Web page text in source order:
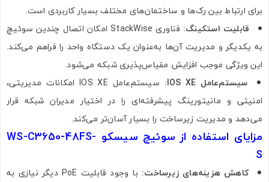
برای ارتباط بین رک‌ها و ساختمان‌های مختلف بسیار کاربردی است.
قابلیت استکینگ:
فناوری StackWise امکان اتصال چندین سوئیچ
به یکدیگر و مدیریت آن‌ها به‌عنوان یک دستگاه واحد را فراهم می‌کند.
این ویژگی موجب افزایش مقیاس‌پذیری شبکه می‌شود.
سیستم‌عامل IOS XE:
سیستم‌عامل IOS XE امکانات مدیریتی،
امنیتی و مانیتورینگ پیشرفته‌ای را در اختیار مدیران شبکه قرار
می‌دهد و مدیریت زیرساخت را بسیار آسان‌تر می‌کند.
مزایای استفاده از سوئیچ سیسکو WS-C3650-48FS-
S
کاهش هزینه‌های زیرساخت:
با وجود قابلیت PoE دیگر نیازی به